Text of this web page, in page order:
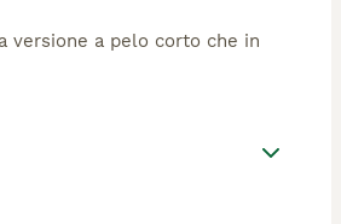
versione a pelo corto che in